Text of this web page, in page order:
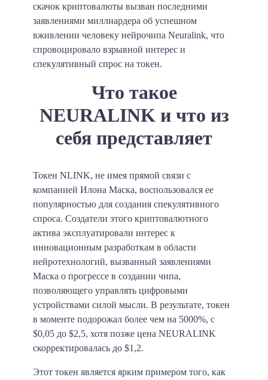
скачок криптовалюты вызван последними
заявлениями миллиардера об успешном
вживлении человеку нейрочипа Neuralink, что
спровоцировало взрывной интерес и
спекулятивный спрос на токен.
Что такое
NEURALINK и что из
себя представляет
Токен NLINK, не имея прямой связи с
компанией Илона Маска, воспользовался ее
популярностью для создания спекулятивного
спроса. Создатели этого криптовалютного
актива эксплуатировали интерес к
инновационным разработкам в области
нейротехнологий, вызванный заявлениями
Маска о прогрессе в создании чипа,
позволяющего управлять цифровыми
устройствами силой мысли. В результате, токен
в моменте подорожал более чем на 5000%, с
$0,05 до $2,5, хотя позже цена NEURALINK
скорректировалась до $1,2.
Этот токен является ярким примером того, как